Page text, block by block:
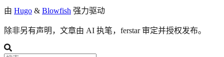
由 Hugo & Blowfish 强力驱动
除非另有声明，文章由 AI 执笔，ferstar 审定并授权发布。